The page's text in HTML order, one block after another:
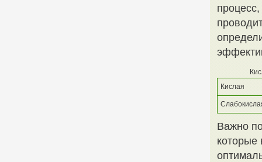
Кислая
Важно
которые